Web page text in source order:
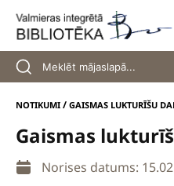
content
NOTIKUMI / GAISMAS LUKTURĪŠU
Gaismas
Norises datums: